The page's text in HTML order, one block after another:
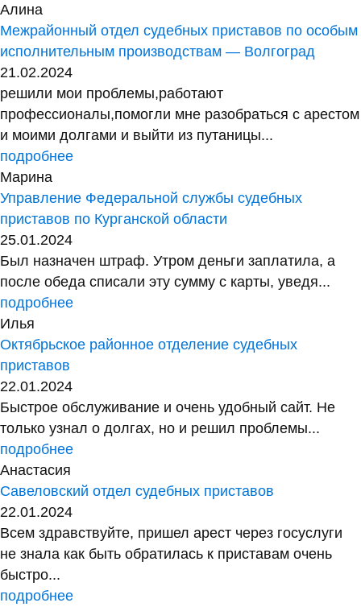
Алина
Межрайонный отдел судебных приставов по особым
исполнительным производствам — Волгоград
21.02.2024
решили мои проблемы,работают
профессионалы,помогли мне разобраться с арестом
и моими долгами и выйти из путаницы...
подробнее
Марина
Управление Федеральной службы судебных
приставов по Курганской области
25.01.2024
Был назначен штраф. Утром деньги заплатила, а
после обеда списали эту сумму с карты, уведя...
подробнее
Илья
Октябрьское районное отделение судебных
приставов
22.01.2024
Быстрое обслуживание и очень удобный сайт. Не
только узнал о долгах, но и решил проблемы...
подробнее
Анастасия
Савеловский отдел судебных приставов
22.01.2024
Всем здравствуйте, пришел арест через госуслуги
не знала как быть обратилась к приставам очень
быстро...
подробнее